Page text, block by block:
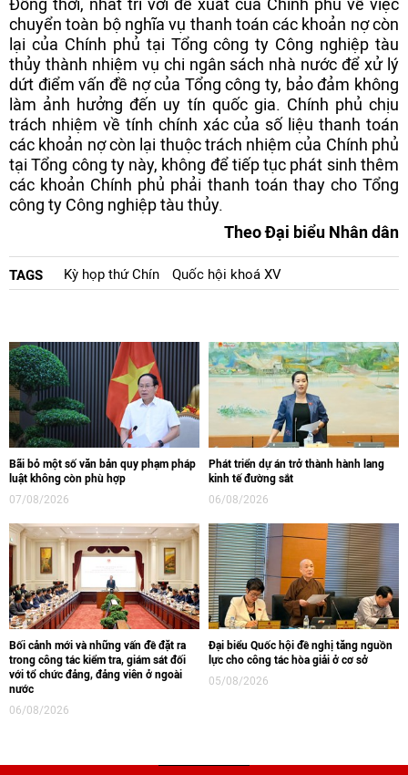
Đồng thời, nhất trí với đề xuất của Chính phủ về việc
chuyển toàn bộ nghĩa vụ thanh toán các khoản nợ còn
lại của Chính phủ tại Tổng công ty Công nghiệp tàu
thủy thành nhiệm vụ chi ngân sách nhà nước để xử lý
dứt điểm vấn đề nợ của Tổng công ty, bảo đảm không
làm ảnh hưởng đến uy tín quốc gia. Chính phủ chịu
trách nhiệm về tính chính xác của số liệu thanh toán
các khoản nợ còn lại thuộc trách nhiệm của Chính phủ
tại Tổng công ty này, không để tiếp tục phát sinh thêm
các khoản Chính phủ phải thanh toán thay cho Tổng
công ty Công nghiệp tàu thủy.
Theo Đại biểu Nhân dân
TAGS Kỳ họp thứ Chín Quốc hội khoá XV
Bãi bỏ một số văn bản quy phạm pháp
luật không còn phù hợp
07/08/2026
Phát triển dự án trở thành hành lang
kinh tế đường sắt
06/08/2026
Bối cảnh mới và những vấn đề đặt ra
trong công tác kiểm tra, giám sát đối
với tổ chức đảng, đảng viên ở ngoài
nước
06/08/2026
Đại biểu Quốc hội đề nghị tăng nguồn
lực cho công tác hòa giải ở cơ sở
05/08/2026